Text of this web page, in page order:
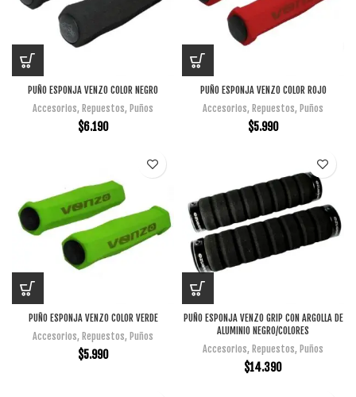
PUÑO ESPONJA VENZO COLOR NEGRO
Accesorios, Repuestos, Puños
$6.190
PUÑO ESPONJA VENZO COLOR ROJO
Accesorios, Repuestos, Puños
$5.990
PUÑO ESPONJA VENZO COLOR VERDE
Accesorios, Repuestos, Puños
$5.990
PUÑO ESPONJA VENZO GRIP CON ARGOLLA DE
ALUMINIO NEGRO/COLORES
Accesorios, Repuestos, Puños
$14.390